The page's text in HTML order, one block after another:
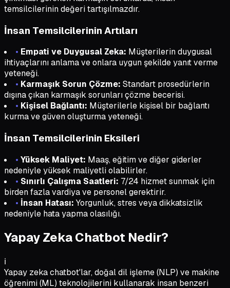
temsilcilerinin değeri tartışılmazdır.
İnsan Temsilcilerinin Artıları
• Empati ve Duygusal Zeka: Müşterilerin duygusal
ihtiyaçlarını anlama ve onlara uygun şekilde yanıt verme
yeteneği.
• Karmaşık Sorun Çözme: Standart prosedürlerin
dışına çıkan karmaşık sorunları çözme becerisi.
• Kişisel Bağlantı: Müşterilerle kişisel bir bağlantı
kurma ve güven oluşturma yeteneği.
İnsan Temsilcilerinin Eksileri
• Yüksek Maliyet: Maaş, eğitim ve diğer giderler
nedeniyle yüksek maliyetli olabilirler.
• Sınırlı Çalışma Saatleri: 7/24 hizmet sunmak için
birden fazla vardiya ve personel gerektirir.
• İnsan Hatası: Yorgunluk, stres veya dikkatsizlik
nedeniyle hata yapma olasılığı.
Yapay Zeka Chatbot Nedir?
ℹ️
Yapay zeka chatbot'lar, doğal dil işleme (NLP) ve makine
öğrenimi (ML) teknolojilerini kullanarak insan benzeri